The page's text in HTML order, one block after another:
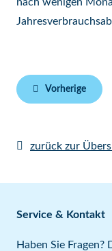
Vorherige
zurück zur
Service & Kontakt
Haben Sie